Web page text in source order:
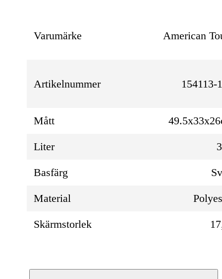
Varumärke American
Artikelnummer 154113-
Mått
Liter
Basfärg
Material
Skärmstorlek